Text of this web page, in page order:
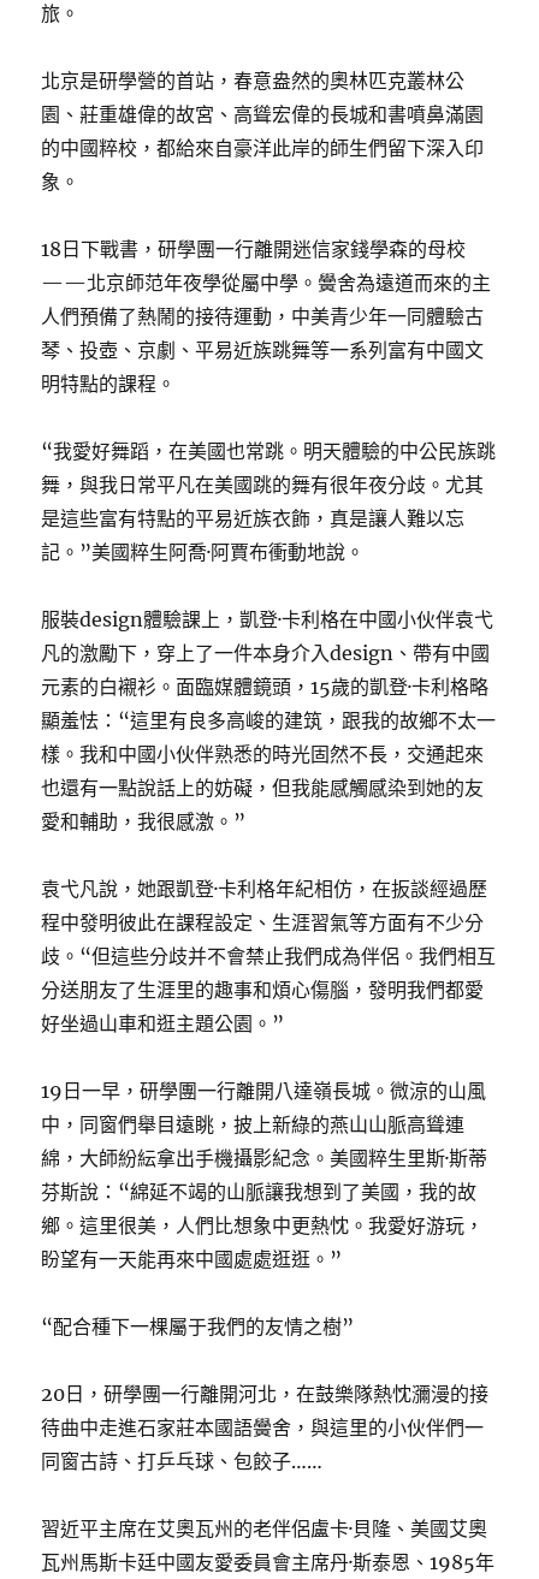
旅。
北京是研學營的首站，春意盎然的奧林匹克叢林公
園、莊重雄偉的故宮、高聳宏偉的長城和書噴鼻滿園
的中國粹校，都給來自豪洋此岸的師生們留下深入印
象。
18日下戰書，研學團一行離開迷信家錢學森的母校
——北京師范年夜學從屬中學。黌舍為遠道而來的主
人們預備了熱鬧的接待運動，中美青少年一同體驗古
琴、投壺、京劇、平易近族跳舞等一系列富有中國文
明特點的課程。
“我愛好舞蹈，在美國也常跳。明天體驗的中公民族跳
舞，與我日常平凡在美國跳的舞有很年夜分歧。尤其
是這些富有特點的平易近族衣飾，真是讓人難以忘
記。”美國粹生阿喬·阿賈布衝動地說。
服裝design體驗課上，凱登·卡利格在中國小伙伴袁弋
凡的激勵下，穿上了一件本身介入design、帶有中國
元素的白襯衫。面臨媒體鏡頭，15歲的凱登·卡利格略
顯羞怯：“這里有良多高峻的建筑，跟我的故鄉不太一
樣。我和中國小伙伴熟悉的時光固然不長，交通起來
也還有一點說話上的妨礙，但我能感觸感染到她的友
愛和輔助，我很感激。”
袁弋凡說，她跟凱登·卡利格年紀相仿，在扳談經過歷
程中發明彼此在課程設定、生涯習氣等方面有不少分
歧。“但這些分歧并不會禁止我們成為伴侶。我們相互
分送朋友了生涯里的趣事和煩心傷腦，發明我們都愛
好坐過山車和逛主題公園。”
19日一早，研學團一行離開八達嶺長城。微涼的山風
中，同窗們舉目遠眺，披上新綠的燕山山脈高聳連
綿，大師紛紜拿出手機攝影紀念。美國粹生里斯·斯蒂
芬斯說：“綿延不竭的山脈讓我想到了美國，我的故
鄉。這里很美，人們比想象中更熱忱。我愛好游玩，
盼望有一天能再來中國處處逛逛。”
“配合種下一棵屬于我們的友情之樹”
20日，研學團一行離開河北，在鼓樂隊熱忱瀰漫的接
待曲中走進石家莊本國語黌舍，與這里的小伙伴們一
同窗古詩、打乒乓球、包餃子……
習近平主席在艾奧瓦州的老伴侶盧卡·貝隆、美國艾奧
瓦州馬斯卡廷中國友愛委員會主席丹·斯泰恩、1985年